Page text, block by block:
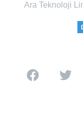
Ara Teknoloji